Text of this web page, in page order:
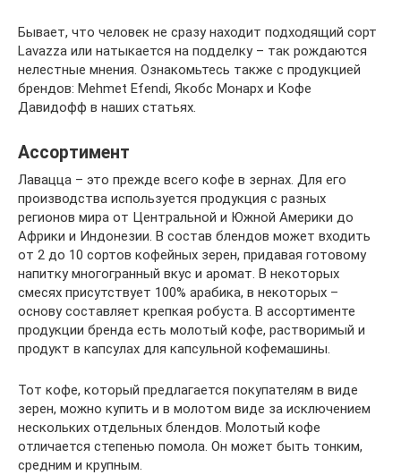
Бывает, что человек не сразу находит подходящий сорт
Lavazza или натыкается на подделку – так рождаются
нелестные мнения. Ознакомьтесь также с продукцией
брендов: Mehmet Efendi, Якобс Монарх и Кофе
Давидофф в наших статьях.
Ассортимент
Лавацца – это прежде всего кофе в зернах. Для его
производства используется продукция с разных
регионов мира от Центральной и Южной Америки до
Африки и Индонезии. В состав блендов может входить
от 2 до 10 сортов кофейных зерен, придавая готовому
напитку многогранный вкус и аромат. В некоторых
смесях присутствует 100% арабика, в некоторых –
основу составляет крепкая робуста. В ассортименте
продукции бренда есть молотый кофе, растворимый и
продукт в капсулах для капсульной кофемашины.
Тот кофе, который предлагается покупателям в виде
зерен, можно купить и в молотом виде за исключением
нескольких отдельных блендов. Молотый кофе
отличается степенью помола. Он может быть тонким,
средним и крупным.